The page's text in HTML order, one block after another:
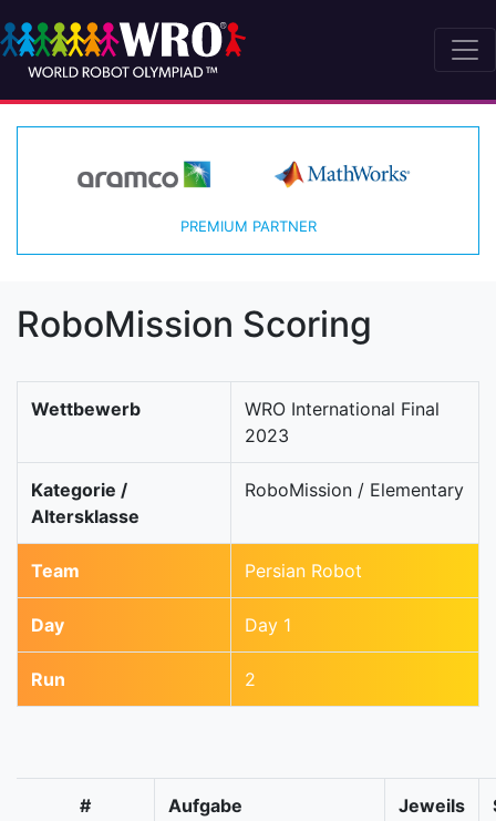
PREMIUM PARTNER
RoboMission Scoring
Wettbewerb
WRO International Final
2023
Kategorie /
Altersklasse
RoboMission / Elementary
Team Persian Robot
Day Day 1
Run 2
# Aufgabe Jeweils